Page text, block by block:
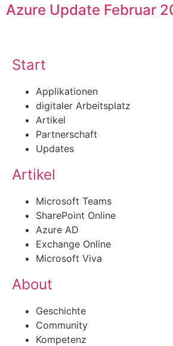
Azure Update Februar
Start
Applikationen
digitaler Arbeitsplatz
Artikel
Partnerschaft
Updates
Artikel
Microsoft Teams
SharePoint Online
Azure AD
Exchange Online
Microsoft Viva
About
Geschichte
Community
Kompetenz